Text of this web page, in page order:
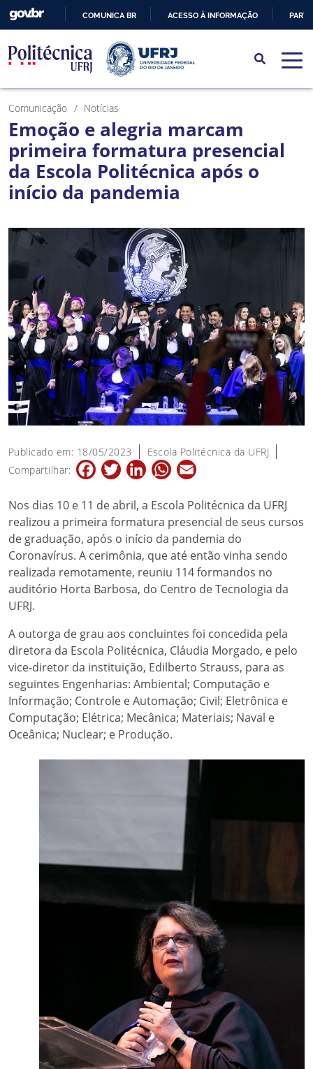
PARA
O
CONTEÚDO
COMUNICA BR ACESSO À INFORMAÇÃO
Comunicação Notícias
Emoção e alegria marcam
primeira formatura presencial
da Escola Politécnica após o
início da pandemia
Publicado em: 18/05/2023
Escola Politécnica da UFRJ
Compartilhar:
FacebookTwitterLinkedInWhatsApp
Nos dias 10 e 11 de abril, a Escola Politécnica da UFRJ
realizou a primeira formatura presencial de seus cursos
de graduação, após o início da pandemia do
Coronavírus. A cerimônia, que até então vinha sendo
realizada remotamente, reuniu 114 formandos no
auditório Horta Barbosa, do Centro de Tecnologia da
UFRJ.
A outorga de grau aos concluintes foi concedida pela
diretora da Escola Politécnica, Cláudia Morgado, e pelo
vice-diretor da instituição, Edilberto Strauss, para as
seguintes Engenharias: Ambiental; Computação e
Informação; Controle e Automação; Civil; Eletrônica e
Computação; Elétrica; Mecânica; Materiais; Naval e
Oceânica; Nuclear; e Produção.